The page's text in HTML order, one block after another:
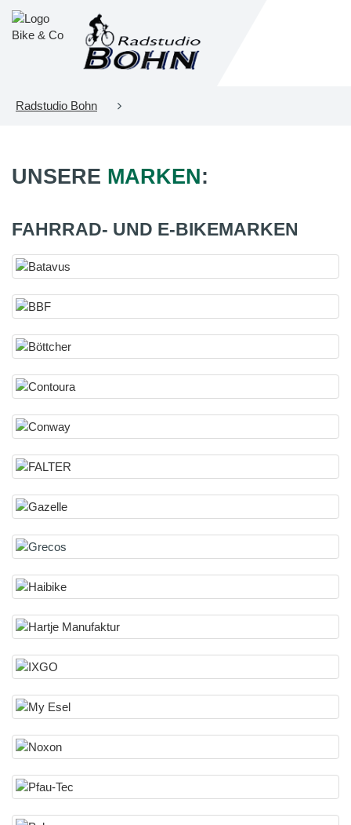
Radstudio Bohn
UNSERE MARKEN:
FAHRRAD- UND E-BIKEMARKEN